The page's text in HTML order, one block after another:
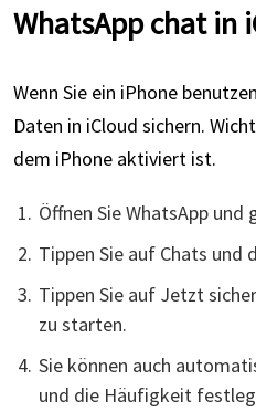
WhatsApp chat in
Wenn Sie ein iPhone
Daten in iCloud sichern.
dem iPhone aktiviert ist.
Öffnen Sie WhatsApp und
Tippen Sie auf Chats und
Tippen Sie auf Jetzt
zu starten.
Sie können auch
und die Häufigkeit